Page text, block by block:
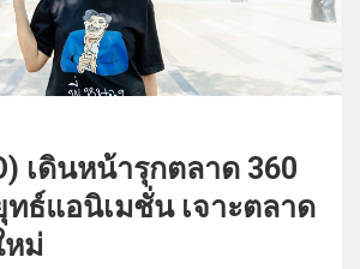
เดินหน้ารุกตลาด 360
ธ์แอนิเมชั่น เจาะตลาด
ม่